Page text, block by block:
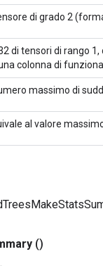
di grado 2
di tensori di rango
colonna di
massimo di
al valore
()